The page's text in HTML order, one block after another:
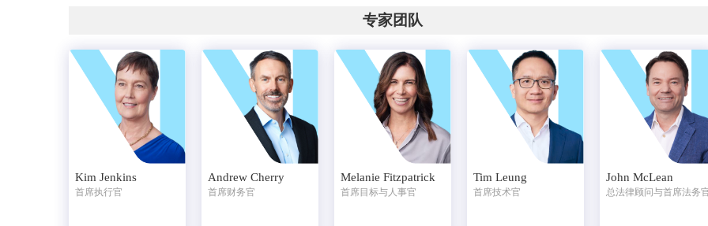
专家团队
Kim Jenkins
首席执行官
Andrew Cherry
首席财务官
Melanie Fitzpatrick
首席目标与人事官
Tim Leung
首席技术官
John McLean
总法律顾问与首席法务